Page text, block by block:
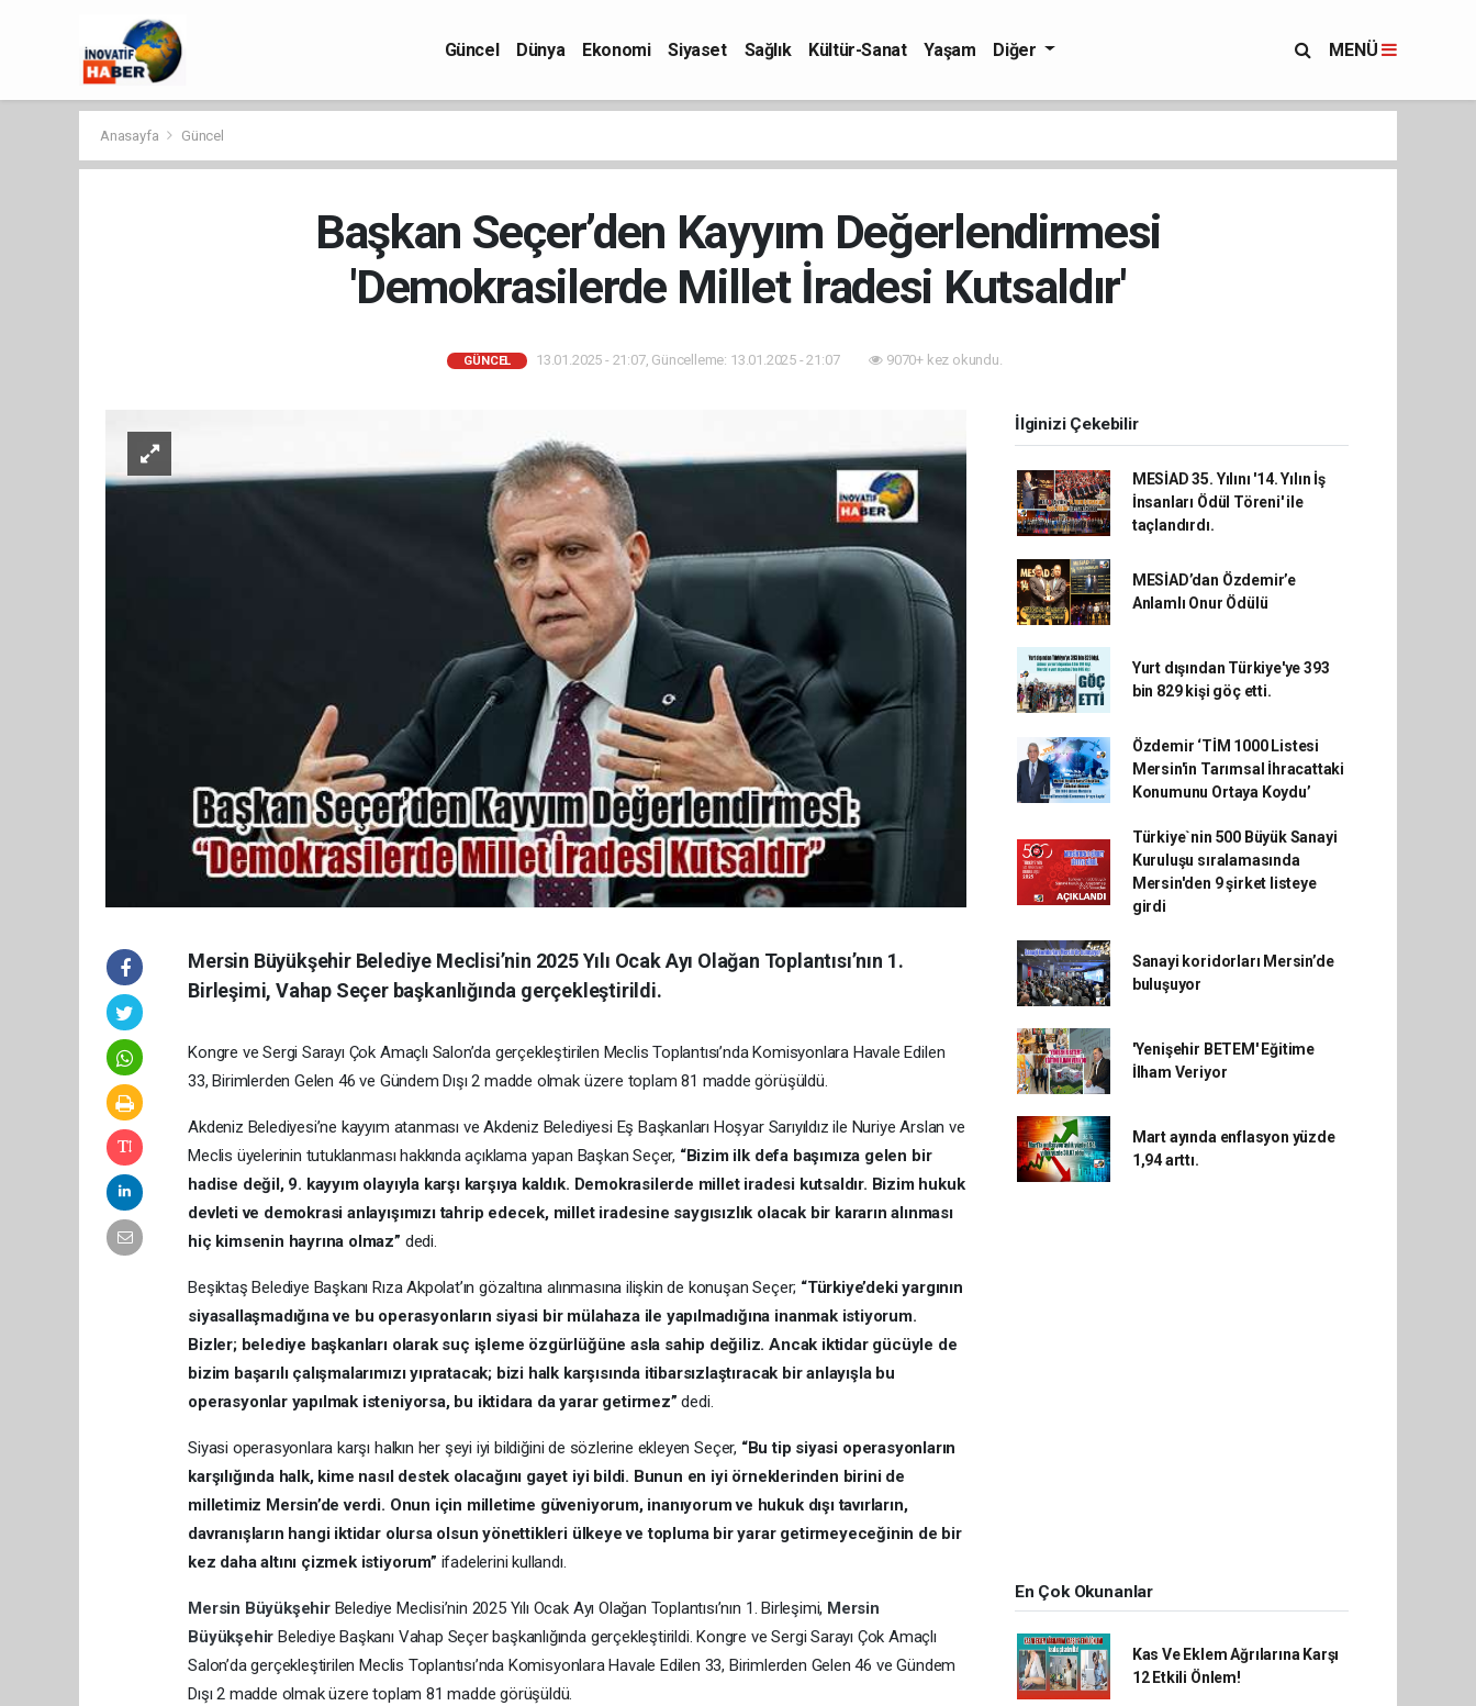
Güncel Dünya Ekonomi Siyaset Sağlık Kültür-Sanat Yaşam Diğer MENÜ
Anasayfa Güncel
Başkan Seçer’den Kayyım Değerlendirmesi
'Demokrasilerde Millet İradesi Kutsaldır'
GÜNCEL 13.01.2025 - 21:07, Güncelleme: 13.01.2025 - 21:07 9070+ kez okundu.
Mersin Büyükşehir Belediye Meclisi’nin 2025 Yılı Ocak Ayı Olağan Toplantısı’nın 1.
Birleşimi, Vahap Seçer başkanlığında gerçekleştirildi.
Kongre ve Sergi Sarayı Çok Amaçlı Salon’da gerçekleştirilen Meclis Toplantısı’nda Komisyonlara Havale Edilen
33, Birimlerden Gelen 46 ve Gündem Dışı 2 madde olmak üzere toplam 81 madde görüşüldü.
Akdeniz Belediyesi’ne kayyım atanması ve Akdeniz Belediyesi Eş Başkanları Hoşyar Sarıyıldız ile Nuriye Arslan ve
Meclis üyelerinin tutuklanması hakkında açıklama yapan Başkan Seçer, “Bizim ilk defa başımıza gelen bir
hadise değil, 9. kayyım olayıyla karşı karşıya kaldık. Demokrasilerde millet iradesi kutsaldır. Bizim hukuk
devleti ve demokrasi anlayışımızı tahrip edecek, millet iradesine saygısızlık olacak bir kararın alınması
hiç kimsenin hayrına olmaz” dedi.
Beşiktaş Belediye Başkanı Rıza Akpolat’ın gözaltına alınmasına ilişkin de konuşan Seçer; “Türkiye’deki yargının
siyasallaşmadığına ve bu operasyonların siyasi bir mülahaza ile yapılmadığına inanmak istiyorum.
Bizler; belediye başkanları olarak suç işleme özgürlüğüne asla sahip değiliz. Ancak iktidar gücüyle de
bizim başarılı çalışmalarımızı yıpratacak; bizi halk karşısında itibarsızlaştıracak bir anlayışla bu
operasyonlar yapılmak isteniyorsa, bu iktidara da yarar getirmez” dedi.
Siyasi operasyonlara karşı halkın her şeyi iyi bildiğini de sözlerine ekleyen Seçer, “Bu tip siyasi operasyonların
karşılığında halk, kime nasıl destek olacağını gayet iyi bildi. Bunun en iyi örneklerinden birini de
milletimiz Mersin’de verdi. Onun için milletime güveniyorum, inanıyorum ve hukuk dışı tavırların,
davranışların hangi iktidar olursa olsun yönettikleri ülkeye ve topluma bir yarar getirmeyeceğinin de bir
kez daha altını çizmek istiyorum” ifadelerini kullandı.
Mersin Büyükşehir Belediye Meclisi’nin 2025 Yılı Ocak Ayı Olağan Toplantısı’nın 1. Birleşimi, Mersin
Büyükşehir Belediye Başkanı Vahap Seçer başkanlığında gerçekleştirildi. Kongre ve Sergi Sarayı Çok Amaçlı
Salon’da gerçekleştirilen Meclis Toplantısı’nda Komisyonlara Havale Edilen 33, Birimlerden Gelen 46 ve Gündem
Dışı 2 madde olmak üzere toplam 81 madde görüşüldü.
İlginizi Çekebilir
MESİAD 35. Yılını '14. Yılın İş
İnsanları Ödül Töreni' ile
taçlandırdı.
MESİAD’dan Özdemir’e
Anlamlı Onur Ödülü
Yurt dışından Türkiye'ye 393
bin 829 kişi göç etti.
Özdemir ‘TİM 1000 Listesi
Mersin'in Tarımsal İhracattaki
Konumunu Ortaya Koydu’
Türkiye`nin 500 Büyük Sanayi
Kuruluşu sıralamasında
Mersin'den 9 şirket listeye
girdi
Sanayi koridorları Mersin’de
buluşuyor
'Yenişehir BETEM' Eğitime
İlham Veriyor
Mart ayında enflasyon yüzde
1,94 arttı.
En Çok Okunanlar
Kas Ve Eklem Ağrılarına Karşı
12 Etkili Önlem!